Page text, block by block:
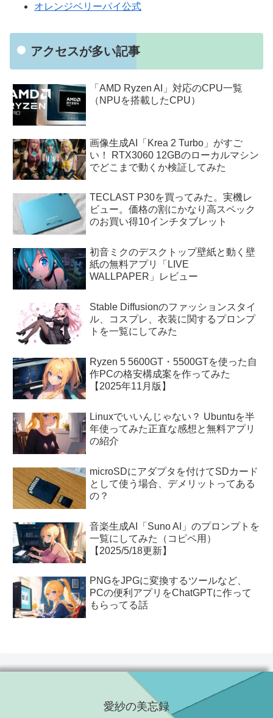
オレンジベリーパイ公式
アクセスが多い記事
「AMD Ryzen AI」対応のCPU一覧
（NPUを搭載したCPU）
画像生成AI「Krea 2 Turbo」がすご
い！ RTX3060 12GBのローカルマシン
でどこまで動くか検証してみた
TECLAST P30を買ってみた。実機レ
ビュー。価格の割にかなり高スペック
のお買い得10インチタブレット
初音ミクのデスクトップ壁紙と動く壁
紙の無料アプリ「LIVE
WALLPAPER」レビュー
Stable Diffusionのファッションスタイ
ル、コスプレ、衣装に関するプロンプ
トを一覧にしてみた
Ryzen 5 5600GT・5500GTを使った自
作PCの格安構成案を作ってみた
【2025年11月版】
Linuxでいいんじゃない？ Ubuntuを半
年使ってみた正直な感想と無料アプリ
の紹介
microSDにアダプタを付けてSDカード
として使う場合、デメリットってある
の？
音楽生成AI「Suno AI」のプロンプトを
一覧にしてみた（コピペ用）
【2025/5/18更新】
PNGをJPGに変換するツールなど、
PCの便利アプリをChatGPTに作って
もらってる話
愛紗の美忘録